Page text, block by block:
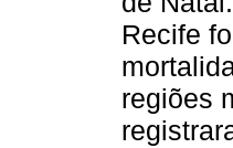
Recife
regiões